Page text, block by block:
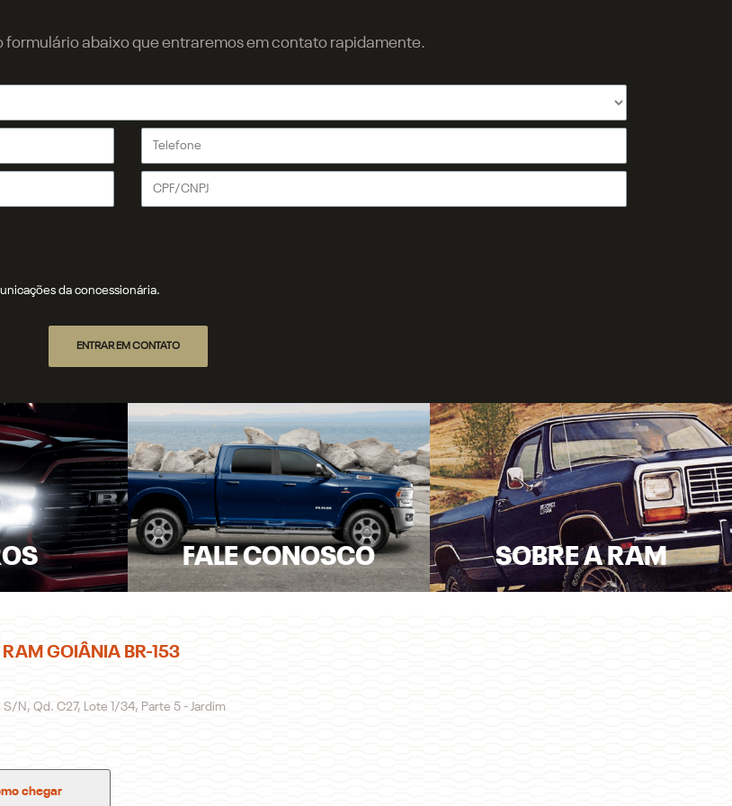
abaixo que entraremos em contato rapidamente.
da concessionária.
ENTRAR EM CONTATO
FALE CONOSCO SOBRE A RAM
GOIÂNIA BR-153
S/N, Qd. C27, Lote 1/34, Parte 5 - Jardim
chegar